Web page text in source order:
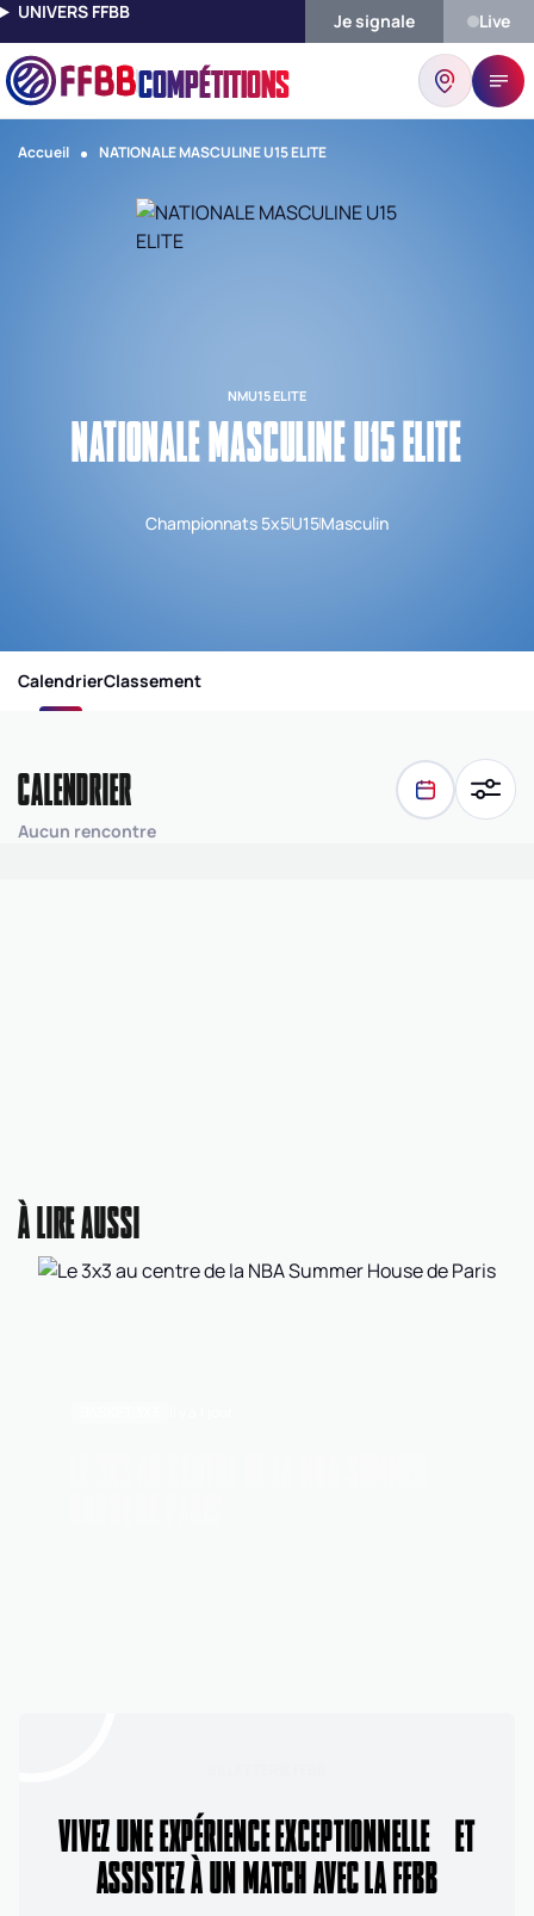
UNIVERS FFBB Je signale Live
COMPÉTITIONS
Accueil NATIONALE MASCULINE U15 ELITE
NMU15 ELITE
NATIONALE MASCULINE U15 ELITE
Championnats 5x5U15Masculin
CalendrierClassement
CALENDRIER
Aucun rencontre
À LIRE AUSSI
VIVEZ UNE EXPÉRIENCE EXCEPTIONNELLE ET
ASSISTEZ À UN MATCH AVEC LA FFBB